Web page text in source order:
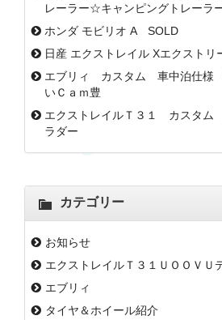
レーラー☆キャンピングトレーラ
ホンダ モビリオ A SOLD
日産 エクストレイル Xエクストリ
エブリィ カスタム 車中泊仕様
いＣａｍ豊
エクストレイルＴ３１ カスタ
ラダー
カテゴリー
お知らせ
エクストレイルＴ３１ＵＯＯＶＵ
エブリィ
タイヤ＆ホイール紹介